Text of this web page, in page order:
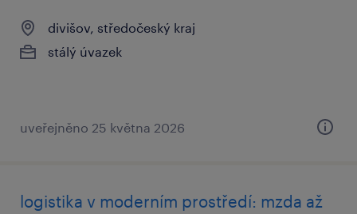
divišov, středočeský kraj
stálý úvazek
uveřejněno 25 května 2026
logistika v moderním prostředí: mzda až